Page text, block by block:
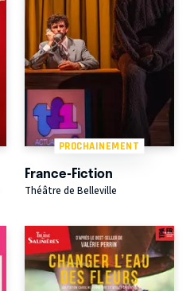
PROCHAINEMENT
France-Fiction
Théâtre de Belleville